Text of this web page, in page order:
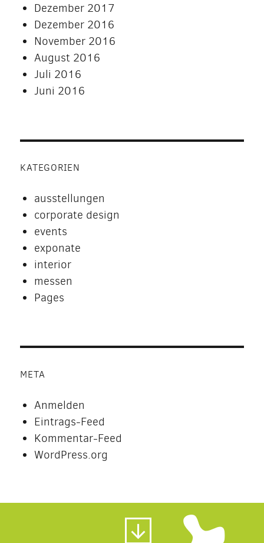
Dezember 2017
Dezember 2016
November 2016
August 2016
Juli 2016
Juni 2016
KATEGORIEN
ausstellungen
corporate design
events
exponate
interior
messen
Pages
META
Anmelden
Eintrags-Feed
Kommentar-Feed
WordPress.org